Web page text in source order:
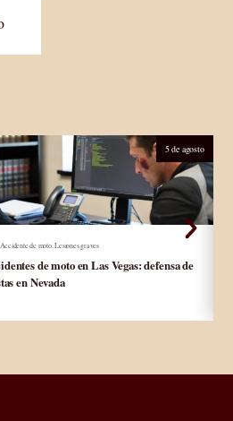
5 de agosto
Accidente de moto,Lesiones graves
de moto en Las Vegas: defensa de
en Nevada